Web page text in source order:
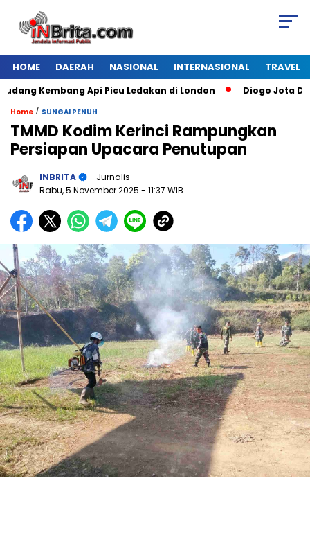
HOME DAERAH NASIONAL INTERNASIONAL TRAVEL
Kembang Api Picu Ledakan di London Diogo Jota Dies
Home / SUNGAI PENUH
TMMD Kodim Kerinci Rampungkan
Persiapan Upacara Penutupan
INBRITA
- Jurnalis
Rabu, 5 November 2025 - 11:37 WIB